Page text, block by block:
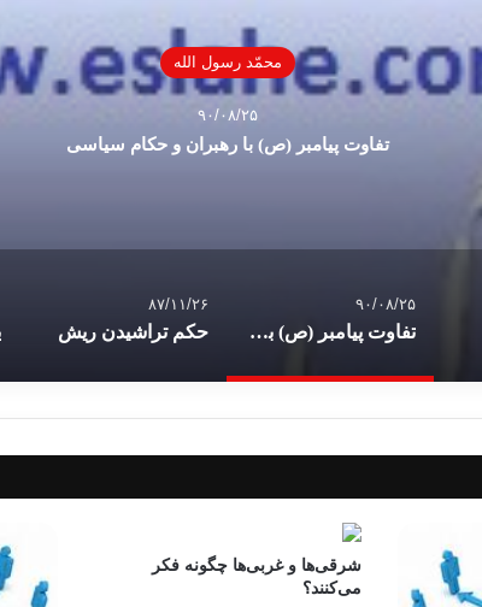
محمّد رسول الله
۹۰/۰۸/۲۵
تفاوت پیامبر (ص) با رهبران و حکام سیاسی
۹۰/۰۸/۲۵
تفاوت پیامبر (ص) با رهبران و حکام سیاسی
۸۷/۱۱/۲۶
حکم تراشیدن ریش
شرقی‌ها و غربی‌ها چگونه فکر
می‌کنند؟